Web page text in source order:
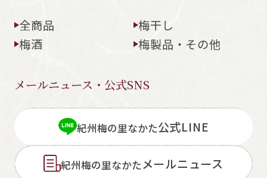
全商品
梅干し
梅酒
梅製品・その他
メールニュース・公式SNS
紀州梅の里なかた公式LINE
紀州梅の里なかたメールニュース